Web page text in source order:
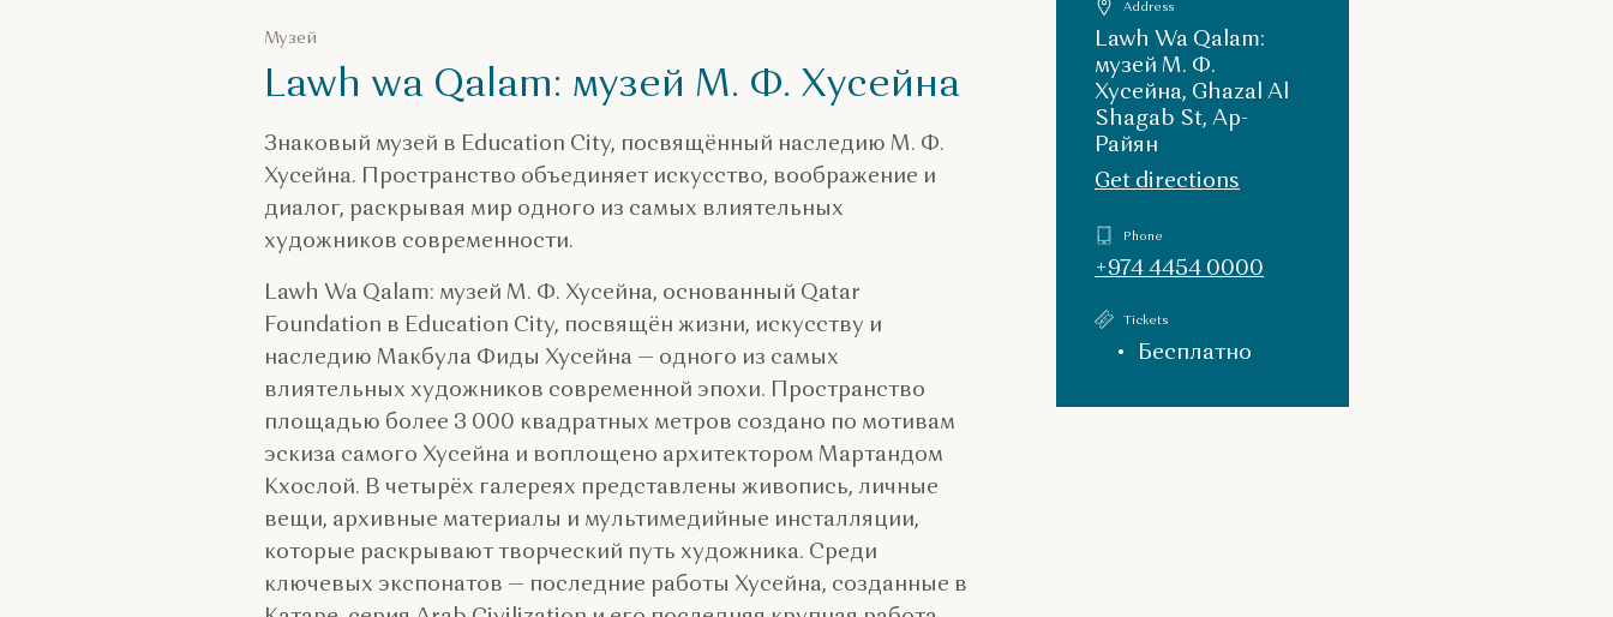
Музей
Lawh wa Qalam: музей М. Ф. Хусейна
Знаковый музей в Education City, посвящённый наследию М. Ф.
Хусейна. Пространство объединяет искусство, воображение и
диалог, раскрывая мир одного из самых влиятельных
художников современности.
Lawh Wa Qalam: музей М. Ф. Хусейна, основанный Qatar
Foundation в Education City, посвящён жизни, искусству и
наследию Макбула Фиды Хусейна — одного из самых
влиятельных художников современной эпохи. Пространство
площадью более 3 000 квадратных метров создано по мотивам
эскиза самого Хусейна и воплощено архитектором Мартандом
Кхослой. В четырёх галереях представлены живопись, личные
вещи, архивные материалы и мультимедийные инсталляции,
которые раскрывают творческий путь художника. Среди
ключевых экспонатов — последние работы Хусейна, созданные в
Address
Lawh Wa Qalam:
музей М. Ф.
Хусейна, Ghazal Al
Shagab St, Ар-
Райян
Get directions
Phone
+974 4454 0000
Tickets
Бесплатно